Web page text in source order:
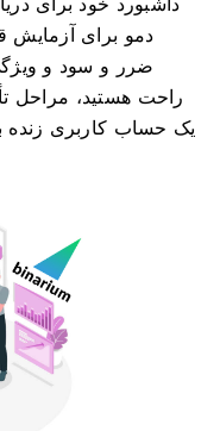
دمو برای آزمایش
ضرر و سود و
راحت هستید، مراحل
یک حساب کاربری زنده